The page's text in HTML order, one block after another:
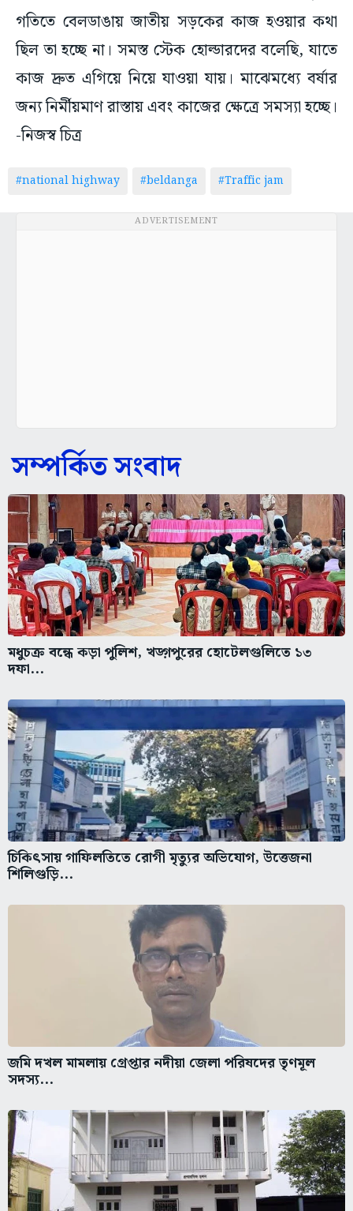
গতিতে বেলডাঙায় জাতীয় সড়কের কাজ হওয়ার কথা
ছিল তা হচ্ছে না। সমস্ত স্টেক হোল্ডারদের বলেছি, যাতে
কাজ দ্রুত এগিয়ে নিয়ে যাওয়া যায়। মাঝেমধ্যে বর্ষার
জন্য নির্মীয়মাণ রাস্তায় এবং কাজের ক্ষেত্রে সমস্যা হচ্ছে।
-নিজস্ব চিত্র
#national highway #beldanga #Traffic jam
ADVERTISEMENT
সম্পর্কিত সংবাদ
মধুচক্র বন্ধে কড়া পুলিশ, খড়্গপুরের হোটেলগুলিতে ১৩
দফা...
চিকিৎসায় গাফিলতিতে রোগী মৃত্যুর অভিযোগ, উত্তেজনা
শিলিগুড়ি...
জমি দখল মামলায় গ্রেপ্তার নদীয়া জেলা পরিষদের তৃণমূল
সদস্য...